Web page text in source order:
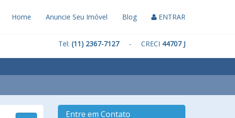
Home Anuncie Seu Imóvel Blog ENTRAR
Tel: (11) 2367-7127- CRECI 44707 J
Entre em Contato